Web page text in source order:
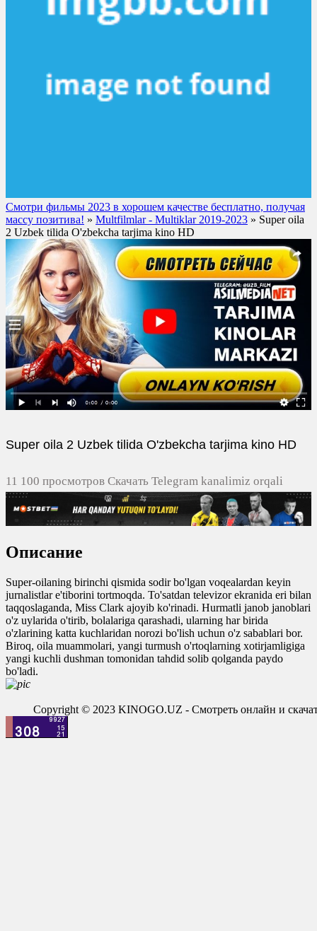
Смотри фильмы 2023 в хорошем качестве бесплатно, получая
массу позитива! » Multfilmlar - Multiklar 2019-2023 » Super oila
2 Uzbek tilida O'zbekcha tarjima kino HD
Super oila 2 Uzbek tilida O'zbekcha tarjima kino HD
11 100 просмотров Скачать Telegram kanalimiz orqali
tezda yuklash
0
Описание
Super-oilaning birinchi qismida sodir bo'lgan voqealardan keyin
jurnalistlar e'tiborini tortmoqda. To'satdan televizor ekranida eri bilan
taqqoslaganda, Miss Clark ajoyib ko'rinadi. Hurmatli janob janoblari
o'z uylarida o'tirib, bolalariga qarashadi, ularning har birida
o'zlarining katta kuchlaridan norozi bo'lish uchun o'z sabablari bor.
Biroq, oila muammolari, yangi turmush o'rtoqlarning xotirjamligiga
yangi kuchli dushman tomonidan tahdid solib qolganda paydo
bo'ladi.
Copyright © 2023 KINOGO.UZ - Смотреть онлайн и